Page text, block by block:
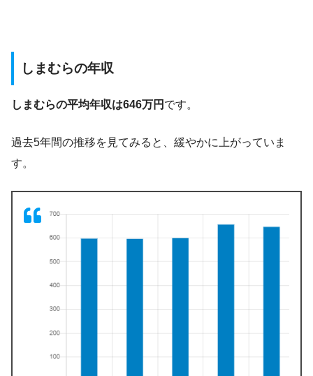
しまむらの年収
しまむらの平均年収は646万円 です。
過去5年間の推移を見てみると、緩やかに上がっていま
す。